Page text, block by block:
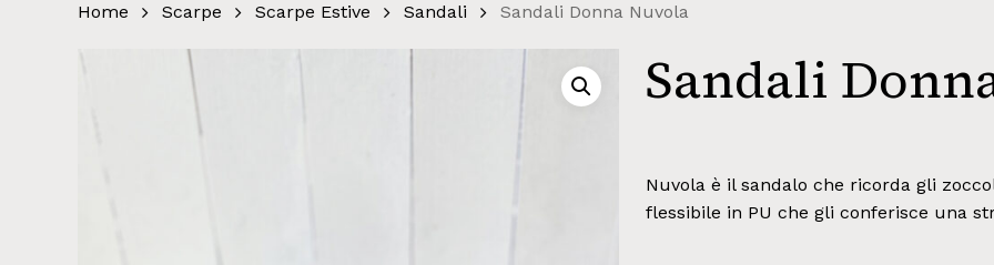
Home Scarpe Scarpe Estive Sandali Sandali Donna Nuvola
Sandali
Nuvola è il sandalo che ricorda gli
flessibile in PU che gli conferisce una